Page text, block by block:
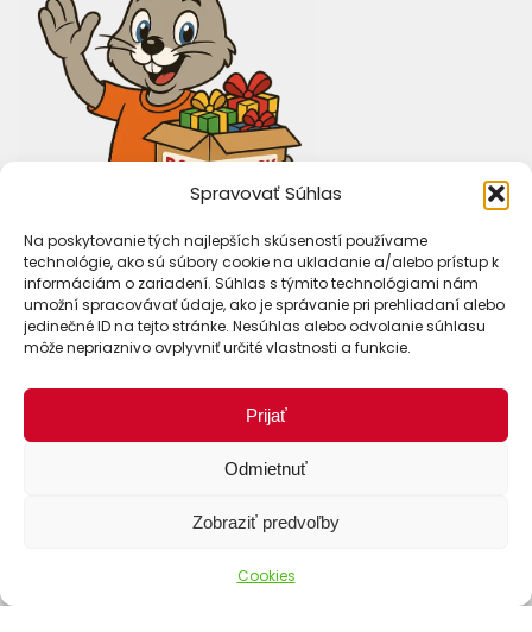
Spravovať Súhlas
Na poskytovanie tých najlepších skúseností používame
technológie, ako sú súbory cookie na ukladanie a/alebo prístup k
informáciám o zariadení. Súhlas s týmito technológiami nám
umožní spracovávať údaje, ako je správanie pri prehliadaní alebo
jedinečné ID na tejto stránke. Nesúhlas alebo odvolanie súhlasu
môže nepriaznivo ovplyvniť určité vlastnosti a funkcie.
Prijať
Odmietnuť
Zobraziť predvoľby
Cookies